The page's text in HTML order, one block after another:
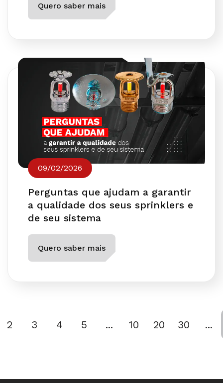
Quero saber mais
09/02/2026
Perguntas que ajudam a garantir
a qualidade dos seus sprinklers e
de seu sistema
Quero saber mais
2 3 4 5 ... 10 20 30 ...